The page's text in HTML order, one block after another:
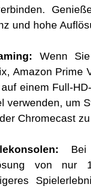
und hohe
Wenn
Amazon Prime
einem Full-
verwenden, um
Chromecast
Bei
von nur